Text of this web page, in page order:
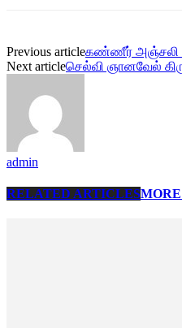
Previous articleகண்ணீர் அஞ்சலி
Next articleசெல்வி ஞானவேல்
admin
RELATED ARTICLES